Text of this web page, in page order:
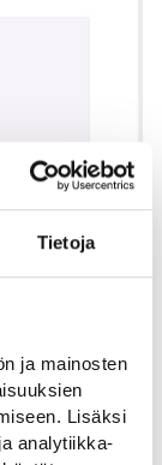
Tietoja
ja mainosten
Lisäksi
analytiikka-